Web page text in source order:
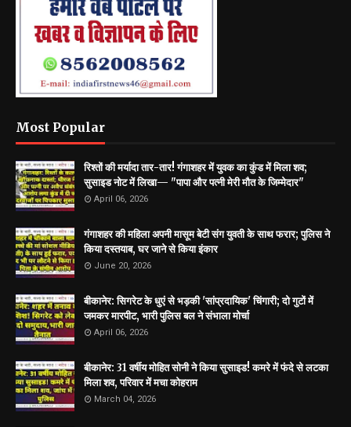
Most Popular
रिश्तों की मर्यादा तार-तार! गंगाशहर में युवक का कुंड में मिला शव;
सुसाइड नोट में लिखा— "पापा और पत्नी मेरी मौत के जिम्मेदार"
April 06, 2026
गंगाशहर की महिला अपनी मासूम बेटी संग युवती के साथ फरार; पुलिस ने
किया दस्तयाब, घर जाने से किया इंकार
June 20, 2026
बीकानेर: सिगरेट के धुएं से भड़की 'सांप्रदायिक' चिंगारी; दो गुटों में
जमकर मारपीट, भारी पुलिस बल ने संभाला मोर्चा
April 06, 2026
बीकानेर: 31 वर्षीय मोहित सोनी ने किया सुसाइड! कमरे में फंदे से लटका
मिला शव, परिवार में मचा कोहराम
March 04, 2026